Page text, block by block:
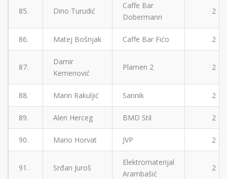
85. Dino Turudić
Caffe Bar
Dobermann
2
86. Matej Bošnjak Caffe Bar Fićo 2
87.
Damir
Kemenović
Plamen 2 2
88. Marin Rakuljić Sannik 2
89. Alen Herceg BMD Stil 2
90. Mario Horvat JVP 2
91. Srđan Juroš
Elektromaterijal
Arambašić
2